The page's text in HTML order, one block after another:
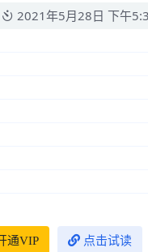
2021年5月28日 下午
通VIP 点击试读